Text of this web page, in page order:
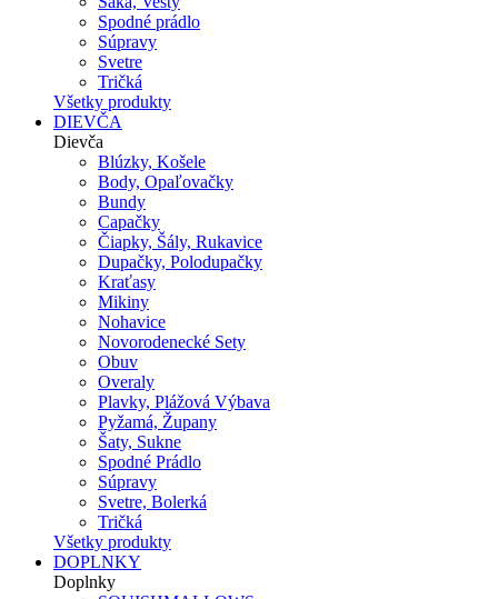
Spodné prádlo
Súpravy
Svetre
Tričká
Všetky produkty
DIEVČA
Dievča
Blúzky, Košele
Body, Opaľovačky
Bundy
Capačky
Čiapky, Šály, Rukavice
Dupačky, Polodupačky
Kraťasy
Mikiny
Nohavice
Novorodenecké Sety
Obuv
Overaly
Plavky, Plážová Výbava
Pyžamá, Župany
Šaty, Sukne
Spodné Prádlo
Súpravy
Svetre, Bolerká
Tričká
Všetky produkty
DOPLNKY
Doplnky